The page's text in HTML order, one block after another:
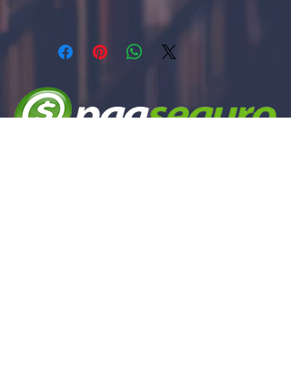
Autores: SANTOS, Aldo; VALIM, Ana.
Citatum
ISBN: 978-85-67070-02-5
Dimensões: 14x21cm